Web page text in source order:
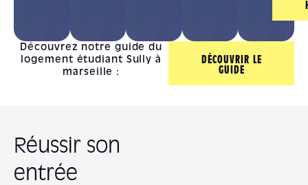
Découvrez notre guide du
logement étudiant Sully à
marseille :
DÉCOUVRIR LE
GUIDE
Réussir son
entrée